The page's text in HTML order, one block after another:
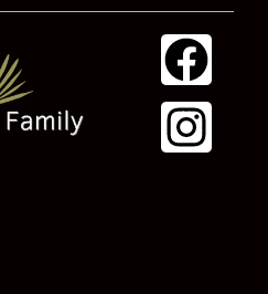
F
a
c
I
n
s